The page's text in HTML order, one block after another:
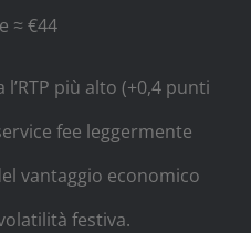
≈ €44
più alto (+0,4 punti
fee leggermente
vantaggio economico
festiva.